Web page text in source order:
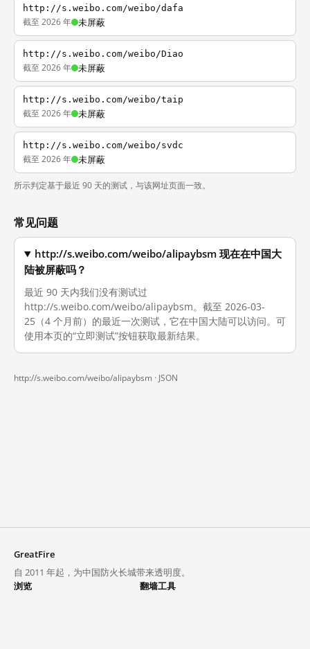
http://s.weibo.com/weibo/dafa
截至 2026 年 未屏蔽
http://s.weibo.com/weibo/Diao
截至 2026 年 未屏蔽
http://s.weibo.com/weibo/taip
截至 2026 年 未屏蔽
http://s.weibo.com/weibo/svdc
截至 2026 年 未屏蔽
所示判定基于最近 90 天的测试，与该网址页面一致。
常见问题
http://s.weibo.com/weibo/alipaybsm 现在在中国大
陆被屏蔽吗？
最近 90 天内我们没有测试过
http://s.weibo.com/weibo/alipaybsm。截至 2026-03-
25（4 个月前）的最近一次测试，它在中国大陆可以访问。可
使用本页的“立即测试”按钮获取最新结果。
http://s.weibo.com/weibo/alipaybsm · JSON
GreatFire
自 2011 年起，为中国防火长城带来透明度。
浏览
翻墙工具